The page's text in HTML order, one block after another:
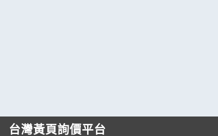
台灣黃頁詢價平台